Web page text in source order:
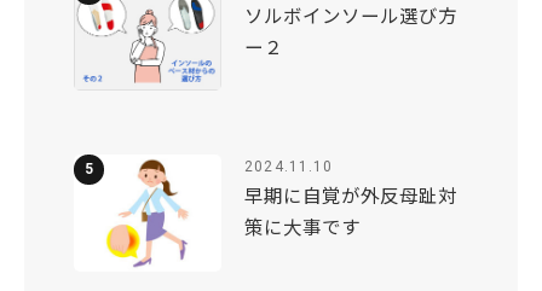
ソルボインソール選び方
ー２
2024.11.10
早期に自覚が外反母趾対
策に大事です